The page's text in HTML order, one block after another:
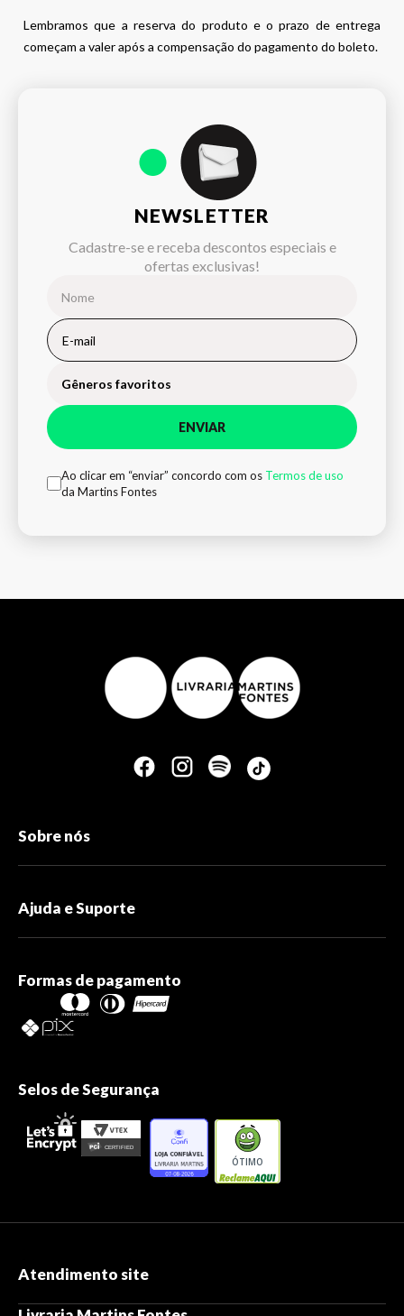
Lembramos que a reserva do produto e o prazo de entrega
começam a valer após a compensação do pagamento do boleto.
NEWSLETTER
Cadastre-se e receba descontos especiais e
ofertas exclusivas!
Gêneros favoritos
ENVIAR
Ao clicar em “enviar” concordo com os Termos de uso
da Martins Fontes
Sobre nós
Ajuda e Suporte
Formas de pagamento
Selos de Segurança
ÓTIMO
Atendimento site